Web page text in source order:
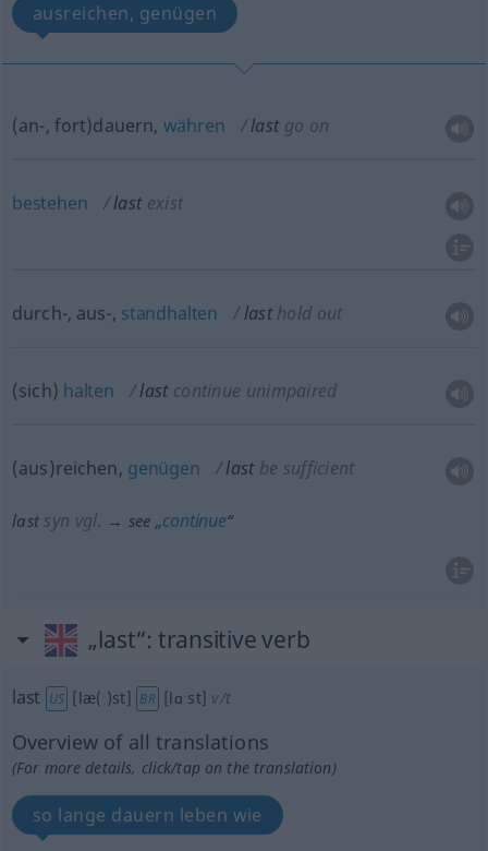
ausreichen, genügen
(an-, fort)dauern, währen last go on
bestehen last exist
durch-, aus-, standhalten last hold out
(sich) halten last continue unimpaired
(aus)reichen, genügen last be sufficient
last syn vgl. → see „continue“
„last“: transitive verb
last US [læ(ː)st] BR [lɑːst] v/t
Overview of all translations
(For more details, click/tap on the translation)
so lange dauern leben wie